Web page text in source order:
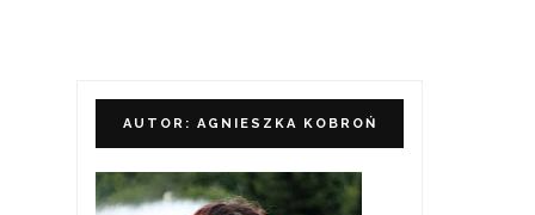
AUTOR: AGNIESZKA KOBROŃ